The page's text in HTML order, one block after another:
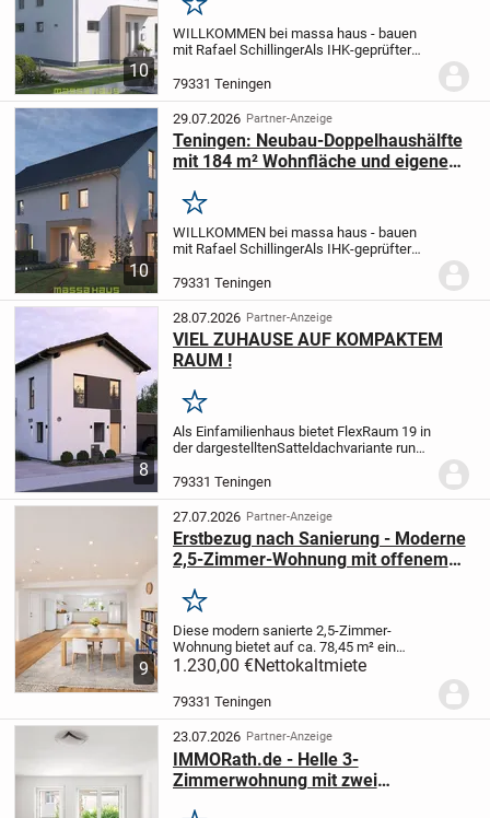
10
Merken
WILLKOMMEN bei massa haus - bauen
mit Rafael SchillingerAls IHK-geprüfter
persönlich von der Grundstücksfrage bis
zum Einzug. Gemeinsam bauen wir mit
einem der...
79331 Teningen
10
29.07.2026 Partner-Anzeige
Teningen: Neubau-Doppelhaushälfte
mit 184 m² Wohnfläche und eigenem
Merken
WILLKOMMEN bei massa haus - bauen
mit Rafael SchillingerAls IHK-geprüfter
persönlich von der Grundstücksfrage bis
zum Einzug. Gemeinsam bauen wir mit
dem...
79331 Teningen
8
28.07.2026 Partner-Anzeige
VIEL ZUHAUSE AUF KOMPAKTEM
RAUM !
Merken
Als Einfamilienhaus bietet FlexRaum 19 in
der dargestelltenSatteldachvariante rund
Familien. Der kompakte Baukörper eignet
sich besonders für schmale
Grundstücke,...
79331 Teningen
9
27.07.2026 Partner-Anzeige
Erstbezug nach Sanierung - Moderne
2,5-Zimmer-Wohnung mit offenem
Merken
Diese modern sanierte 2,5-Zimmer-
Wohnung bietet auf ca. 78,45 m² ein
großzügiges und durchdachtes Zuhause
Ausstattung, die hellen Räumlichkeiten
und die gelungene...
1.230,00 €Nettokaltmiete
79331 Teningen
23.07.2026 Partner-Anzeige
IMMORath.de - Helle 3-
Zimmerwohnung mit zwei